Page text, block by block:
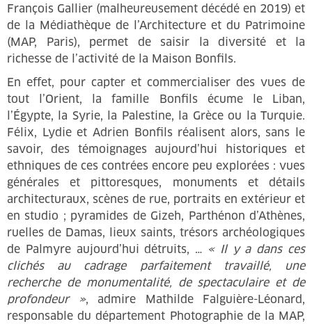
François Gallier (malheureusement décédé en 2019) et
de la Médiathèque de l’Architecture et du Patrimoine
(MAP, Paris), permet de saisir la diversité et la
richesse de l’activité de la Maison Bonfils.
En effet, pour capter et commercialiser des vues de
tout l’Orient, la famille Bonfils écume le Liban,
l’Égypte, la Syrie, la Palestine, la Grèce ou la Turquie.
Félix, Lydie et Adrien Bonfils réalisent alors, sans le
savoir, des témoignages aujourd’hui historiques et
ethniques de ces contrées encore peu explorées : vues
générales et pittoresques, monuments et détails
architecturaux, scènes de rue, portraits en extérieur et
en studio ; pyramides de Gizeh, Parthénon d’Athènes,
ruelles de Damas, lieux saints, trésors archéologiques
de Palmyre aujourd’hui détruits, … « Il y a dans ces
clichés au cadrage parfaitement travaillé, une
recherche de monumentalité, de spectaculaire et de
profondeur », admire Mathilde Falguière-Léonard,
responsable du département Photographie de la MAP,